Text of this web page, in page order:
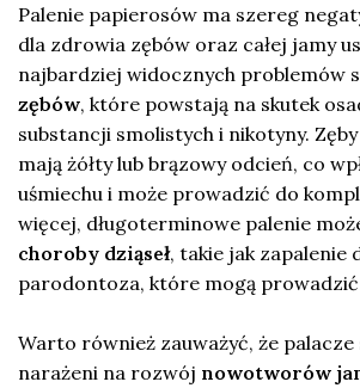
Palenie papierosów ma szereg
dla zdrowia zębów oraz całej jamy
najbardziej widocznych problemów
zębów, które powstają na skutek
substancji smolistych i nikotyny.
mają żółty lub brązowy odcień, co
uśmiechu i może prowadzić do
więcej, długoterminowe palenie
choroby dziąseł, takie jak zapalenie
parodontoza, które mogą
Warto również zauważyć, że palacze
narażeni na rozwój nowotworów